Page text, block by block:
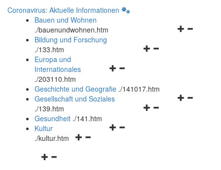
Coronavirus: Aktuelle Informationen
Bauen und Wohnen
./bauenundwohnen.htm
Navigationsmenü
Bildung und Forschung
./133.htm
Navigationsmenü
und
schließen
Europa und
Internationales
./203110.htm
Geschichte und Geografie ./141017.htm
Navigationsmenü
Gesellschaft und Soziales
./139.htm
Navigationsmenü
Gesundheit ./141.htm
Navigationsmenü
Kultur
./kultur.htm
Navigationsmenü